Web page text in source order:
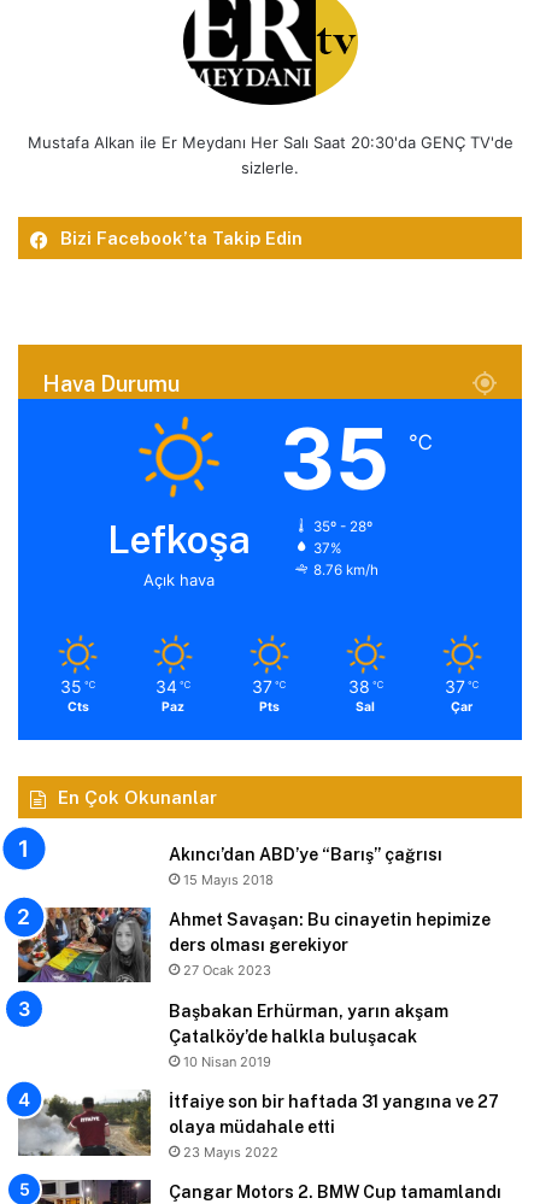
Mustafa Alkan ile Er Meydanı Her Salı Saat 20:30'da GENÇ TV'de
sizlerle.
Bizi Facebook’ta Takip Edin
Hava Durumu
Lefkoşa
Açık hava
35 ℃
35º - 28º
37%
8.76 km/h
35 ℃
Cts
34 ℃
Paz
37 ℃
Pts
38 ℃
Sal
37 ℃
Çar
En Çok Okunanlar
Akıncı’dan ABD’ye “Barış” çağrısı
15 Mayıs 2018
Ahmet Savaşan: Bu cinayetin hepimize
ders olması gerekiyor
27 Ocak 2023
Başbakan Erhürman, yarın akşam
Çatalköy’de halkla buluşacak
10 Nisan 2019
İtfaiye son bir haftada 31 yangına ve 27
olaya müdahale etti
23 Mayıs 2022
Çangar Motors 2. BMW Cup tamamlandı